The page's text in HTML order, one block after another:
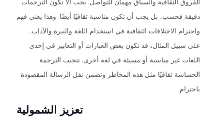
الفروق الثقافية والسياق مهمان للتواصل. يجب ألا تكون الترجمات
دقيقة فحسب، بل يجب أن تكون مناسبة ثقافيًا أيضًا. وهذا يعني فهم
واحترام الاختلافات الثقافية في استخدام اللغة والنبرة والآداب.
على سبيل المثال، قد تكون بعض العبارات أو التعابير في إحدى
اللغات غير مناسبة أو مسيئة في لغة أخرى. تتجنب الترجمة
الحساسة ثقافيًا مثل هذه المخاطر وتضمن نقل الرسالة المقصودة
باحترام.
تعزيز الشمولية